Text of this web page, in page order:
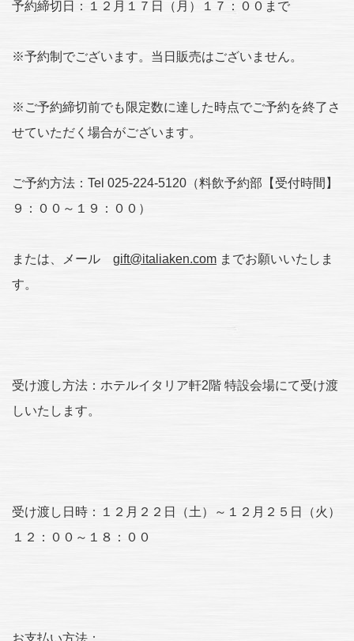
予約締切日：１２月１７日（月）１７：００まで
※予約制でございます。当日販売はございません。
※ご予約締切前でも限定数に達した時点でご予約を終了さ
せていただく場合がございます。
ご予約方法：Tel 025-224-5120（料飲予約部【受付時間】
９：００～１９：００）
または、メール gift@italiaken.com までお願いいたしま
す。
受け渡し方法：ホテルイタリア軒2階 特設会場にて受け渡
しいたします。
受け渡し日時：１２月２２日（土）～１２月２５日（火）
１２：００～１８：００